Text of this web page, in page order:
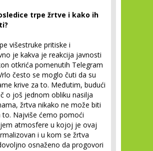
trpe žrtve i kako ih
višestruke pritiske i
je kakva je reakcija javnosti
otkrića pomenutih Telegram
često se moglo čuti da su
krive za to. Međutim, budući
o još jednom obliku nasilja
žrtva nikako ne može biti
to. Najviše ćemo pomoći
atmosfere u kojoj je ovaj
i u kom se žrtva
osnaženo da progovori